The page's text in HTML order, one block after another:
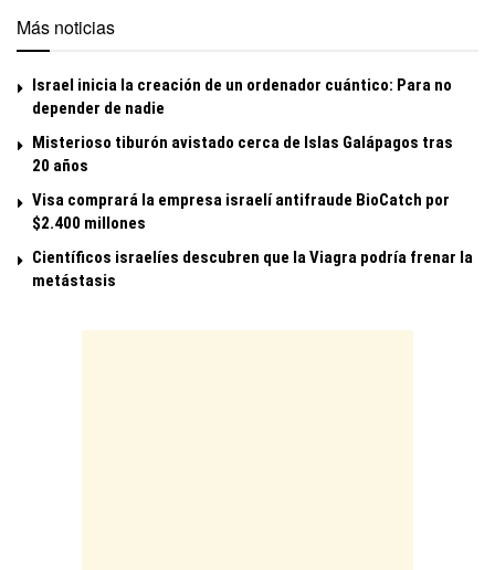
Más noticias
Israel inicia la creación de un ordenador cuántico: Para no
depender de nadie
Misterioso tiburón avistado cerca de Islas Galápagos tras
20 años
Visa comprará la empresa israelí antifraude BioCatch por
$2.400 millones
Científicos israelíes descubren que la Viagra podría frenar la
metástasis